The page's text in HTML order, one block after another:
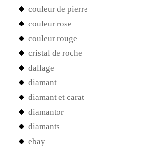
couleur de pierre
couleur rose
couleur rouge
cristal de roche
dallage
diamant
diamant et carat
diamantor
diamants
ebay